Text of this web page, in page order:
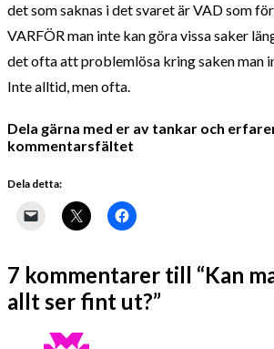
det som saknas i det svaret är VAD som
VARFÖR man inte kan göra vissa saker
det ofta att problemlösa kring saken man
Inte alltid, men ofta.
Dela gärna med er av tankar och
kommentarsfältet
Dela detta:
7 kommentarer till “Kan
allt ser fint ut?”